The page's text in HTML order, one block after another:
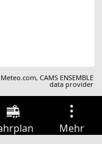
,CAMS ENSEMBLE
data provider
Mehr